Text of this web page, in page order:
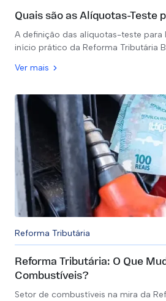
Quais são as Alíquotas-Teste
A definição das alíquotas-teste para
início prático da Reforma Tributária
Ver mais
Reforma Tributária
Reforma Tributária: O Que
Combustíveis?
Setor de combustíveis na mira da